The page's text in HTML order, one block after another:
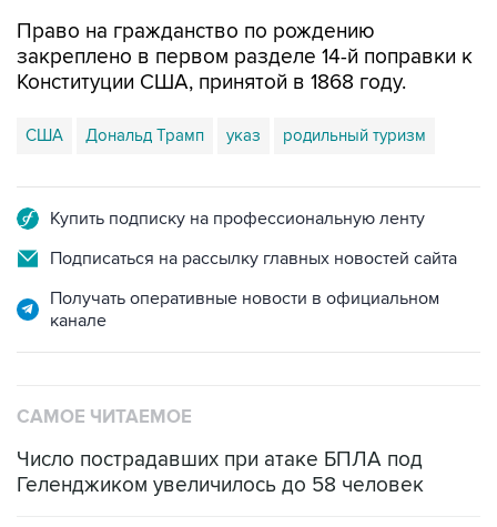
Право на гражданство по рождению
закреплено в первом разделе 14-й поправки к
Конституции США, принятой в 1868 году.
США Дональд Трамп указ родильный туризм
Купить подписку на профессиональную ленту
Подписаться на рассылку главных новостей сайта
Получать оперативные новости в официальном
канале
САМОЕ ЧИТАЕМОЕ
Число пострадавших при атаке БПЛА под
Геленджиком увеличилось до 58 человек